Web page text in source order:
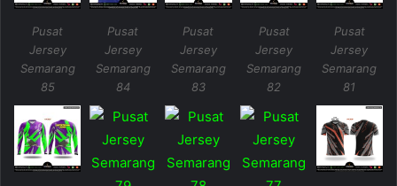
Pusat
Jersey
Semarang
85
Pusat
Jersey
Semarang
84
Pusat
Jersey
Semarang
83
Pusat
Jersey
Semarang
82
Pusat
Jersey
Semarang
81